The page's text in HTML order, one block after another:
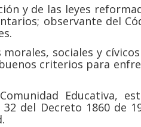
y de las leyes
observante del
sociales y
criterios para
Educativa,
del Decreto 1860 de